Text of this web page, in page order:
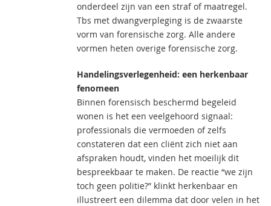
onderdeel zijn van een straf of maatregel.
Tbs met dwangverpleging is de zwaarste
vorm van forensische zorg. Alle andere
vormen heten overige forensische zorg.
Handelingsverlegenheid: een herkenbaar
fenomeen
Binnen forensisch beschermd begeleid
wonen is het een veelgehoord signaal:
professionals die vermoeden of zelfs
constateren dat een cliënt zich niet aan
afspraken houdt, vinden het moeilijk dit
bespreekbaar te maken. De reactie “we zijn
toch geen politie?” klinkt herkenbaar en
illustreert een dilemma dat door velen in het